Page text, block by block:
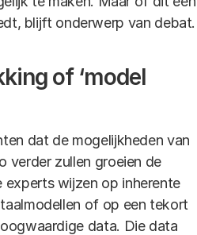
blijft onderwerp van debat.
of ‘model
dat de mogelijkheden van
verder zullen groeien de
experts wijzen op inherente
of op een tekort
data. Die data